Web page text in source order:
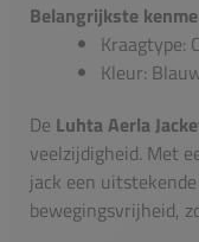
Belangrijkste
Kraagtype:
Kleur:
De Luhta Aerla
veelzijdigheid. Met
jack een
bewegingsvrijheid,